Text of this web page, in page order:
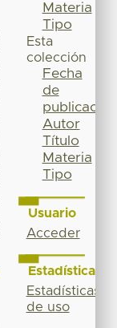
Materia
Tipo
Esta
colección
Fecha
de
publicación
Autor
Título
Materia
Tipo
Usuario
Acceder
Estadísticas
Estadísticas
de uso